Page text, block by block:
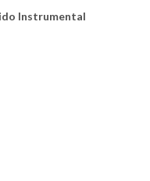
Instrumental